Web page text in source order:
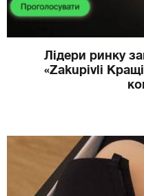
Лідери ринку
«Zakupivli